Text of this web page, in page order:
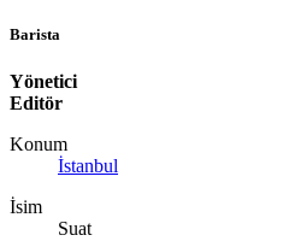
Barista
Yönetici
Editör
Konum
İstanbul
İsim
Suat